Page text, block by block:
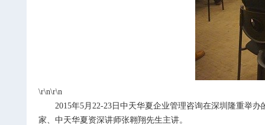
\r\n\r\n
2015年5月 22-23 日中天华夏企业管理咨询在深圳隆重举
家、中天华夏资深讲师张翱翔先生主讲。